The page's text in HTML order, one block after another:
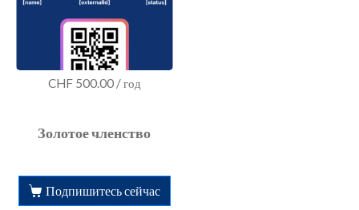
CHF500.00 / год
Золотое членство
Подпишитесь сейчас